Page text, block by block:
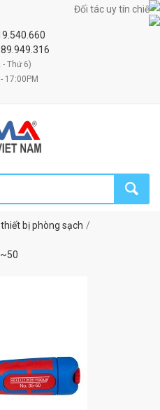
Đối tác uy tín chiến
- Thứ 6)
17:00PM
thiết bị phòng sạch